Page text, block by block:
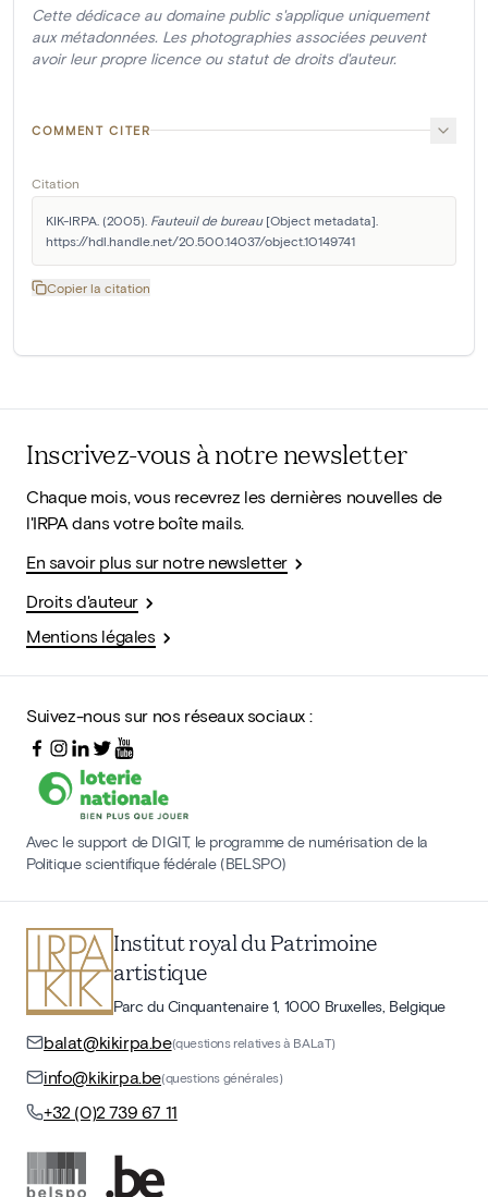
Cette dédicace au domaine public s'applique uniquement
aux métadonnées. Les photographies associées peuvent
avoir leur propre licence ou statut de droits d'auteur.
COMMENT CITER
Citation
KIK-IRPA. (2005). Fauteuil de bureau [Object metadata].
https://hdl.handle.net/20.500.14037/object.10149741
Copier la citation
Inscrivez-vous à notre newsletter
Chaque mois, vous recevrez les dernières nouvelles de
l'IRPA dans votre boîte mails.
En savoir plus sur notre newsletter
Droits d'auteur
Mentions légales
Suivez-nous sur nos réseaux sociaux :
Avec le support de DIGIT, le programme de numérisation de la
Politique scientifique fédérale (BELSPO)
Institut royal du Patrimoine
artistique
Parc du Cinquantenaire 1, 1000 Bruxelles, Belgique
balat@kikirpa.be(questions relatives à BALaT)
info@kikirpa.be(questions générales)
+32 (0)2 739 67 11